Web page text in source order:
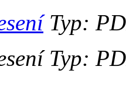
Typ:
Typ: